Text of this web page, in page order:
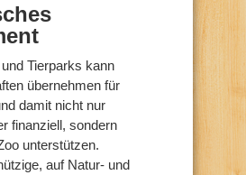
Tierparks kann
übernehmen für
damit nicht nur
finanziell, sondern
unterstützen.
auf Natur- und